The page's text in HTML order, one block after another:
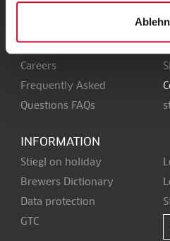
SERVICE
Careers
Frequently Asked
Questions FAQs
INFORMATION
Stiegl on holiday
Brewers Dictionary
Data protection
GTC